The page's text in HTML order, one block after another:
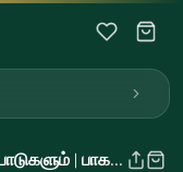
ஷீஆ – தோற்றமும், கொள்கை கோட்பாடுகளும் | பாகம் 1